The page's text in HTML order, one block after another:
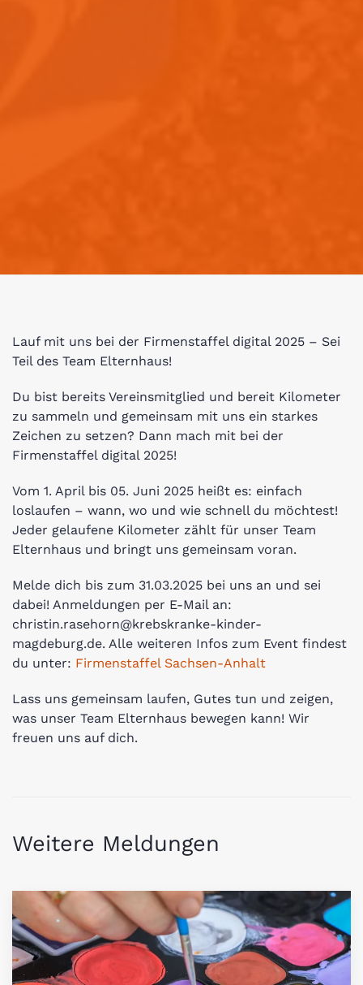
Lauf mit uns bei der Firmenstaffel digital 2025 – Sei
Teil des Team Elternhaus!
Du bist bereits Vereinsmitglied und bereit Kilometer
zu sammeln und gemeinsam mit uns ein starkes
Zeichen zu setzen? Dann mach mit bei der
Firmenstaffel digital 2025!
Vom 1. April bis 05. Juni 2025 heißt es: einfach
loslaufen – wann, wo und wie schnell du möchtest!
Jeder gelaufene Kilometer zählt für unser Team
Elternhaus und bringt uns gemeinsam voran.
Melde dich bis zum 31.03.2025 bei uns an und sei
dabei! Anmeldungen per E-Mail an:
christin.rasehorn@krebskranke-kinder-
magdeburg.de. Alle weiteren Infos zum Event findest
du unter: Firmenstaffel Sachsen-Anhalt
Lass uns gemeinsam laufen, Gutes tun und zeigen,
was unser Team Elternhaus bewegen kann! Wir
freuen uns auf dich.
Weitere Meldungen